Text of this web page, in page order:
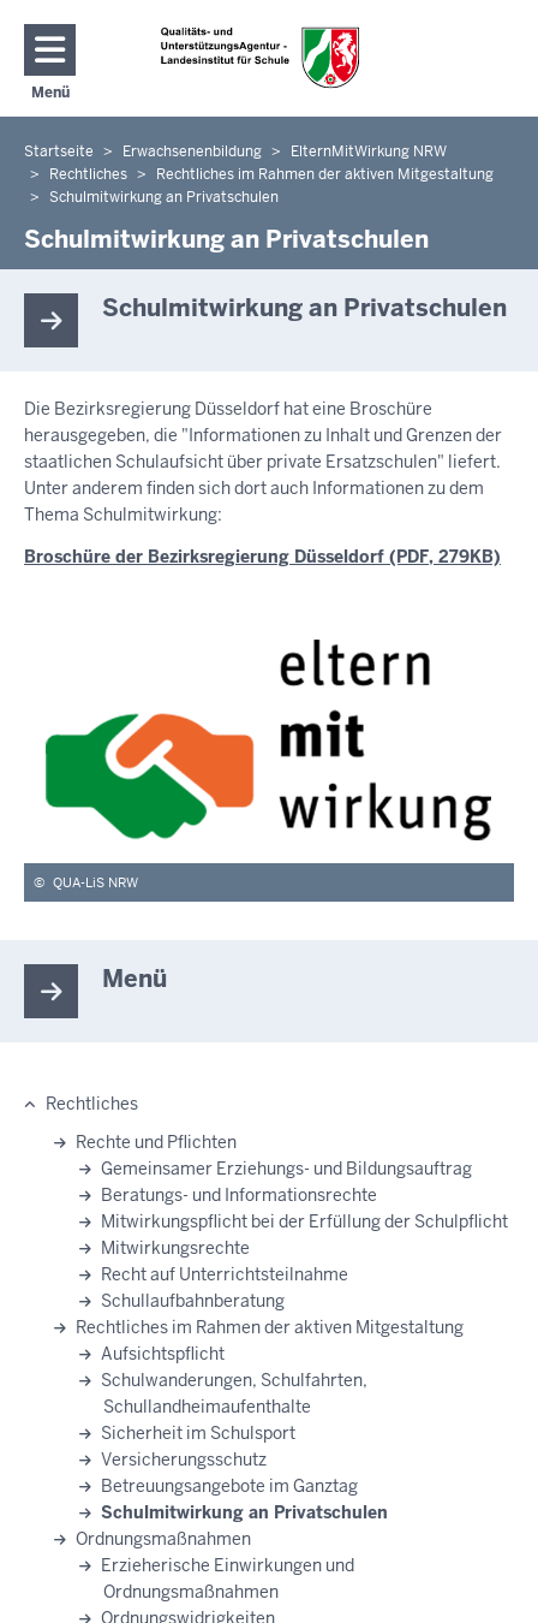
Direkt zum Inhalt
Menü
Navigation aktivieren/deaktivieren: Hauptmenü
Sie
befinden
hier
Startseite Erwachsenenbildung
ElternMitWirkung NRW
Rechtliches
Rechtliches im Rahmen der aktiven Mitgestaltung
Schulmitwirkung an Privatschulen
Schulmitwirkung an Privatschulen
Schulmitwirkung an Privatschulen
Die Bezirksregierung Düsseldorf hat eine Broschüre
herausgegeben, die "Informationen zu Inhalt und Grenzen der
staatlichen Schulaufsicht über private Ersatzschulen" liefert.
Unter anderem finden sich dort auch Informationen zu dem
Thema Schulmitwirkung:
Broschüre der Bezirksregierung Düsseldorf (PDF, 279KB)
© QUA-LiS NRW
Menü
Hauptnavigation
Rechtliches
Rechte und Pflichten
Gemeinsamer Erziehungs- und Bildungsauftrag
Beratungs- und Informationsrechte
Mitwirkungspflicht bei der Erfüllung der Schulpflicht
Mitwirkungsrechte
Recht auf Unterrichtsteilnahme
Schullaufbahnberatung
Rechtliches im Rahmen der aktiven Mitgestaltung
Aufsichtspflicht
Schulwanderungen, Schulfahrten,
Schullandheimaufenthalte
Sicherheit im Schulsport
Versicherungsschutz
Betreuungsangebote im Ganztag
Schulmitwirkung an Privatschulen
Ordnungsmaßnahmen
Erzieherische Einwirkungen und
Ordnungsmaßnahmen
Ordnungswidrigkeiten